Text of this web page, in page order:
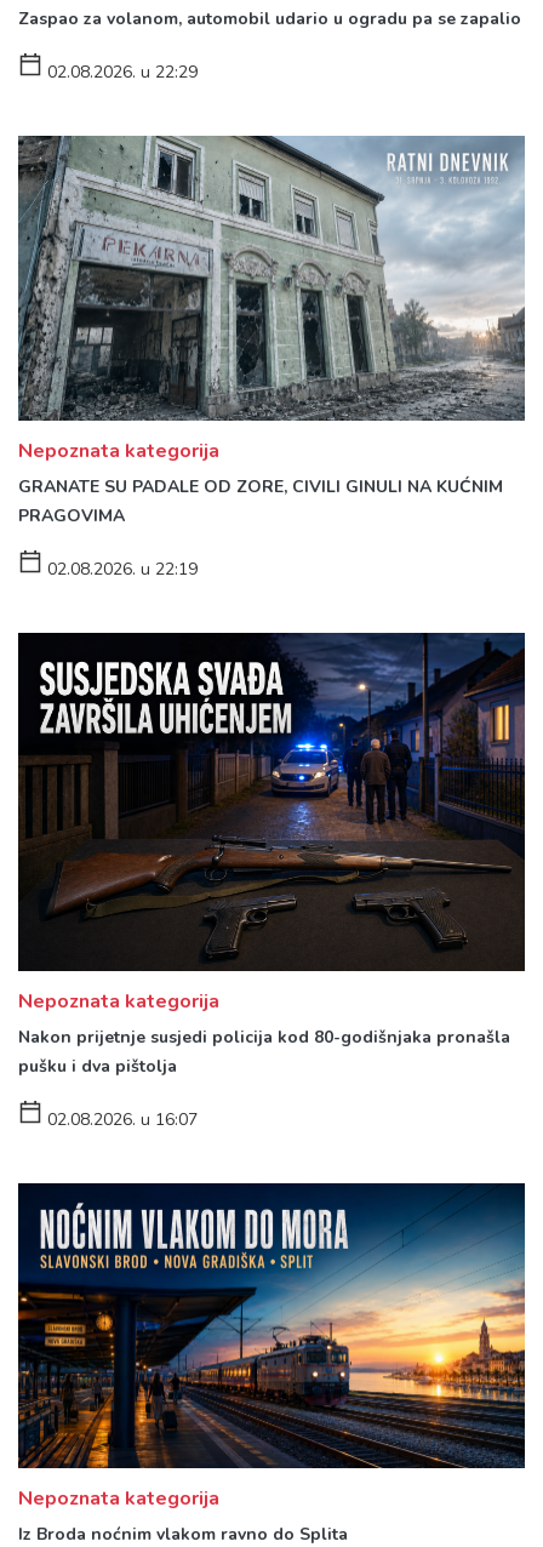
Zaspao za volanom, automobil udario u ogradu pa se zapalio
02.08.2026. u 22:29
Nepoznata kategorija
GRANATE SU PADALE OD ZORE, CIVILI GINULI NA KUĆNIM
PRAGOVIMA
02.08.2026. u 22:19
Nepoznata kategorija
Nakon prijetnje susjedi policija kod 80-godišnjaka pronašla
pušku i dva pištolja
02.08.2026. u 16:07
Nepoznata kategorija
Iz Broda noćnim vlakom ravno do Splita